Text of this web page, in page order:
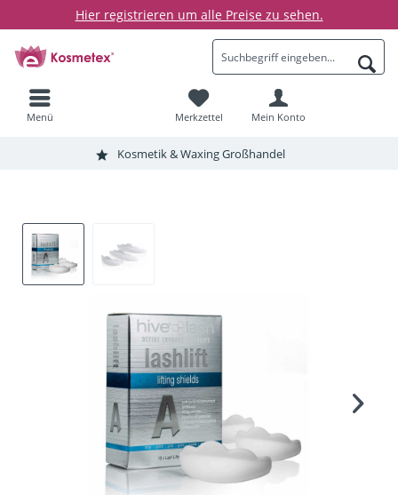
Hier registrieren um alle Preise zu sehen.
Kosmetik & Waxing Großhandel
Menü Merkzettel Mein Konto